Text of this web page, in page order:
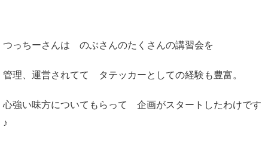
つっちーさんは のぶさんのたくさんの講習会を
管理、運営されてて タテッカーとしての経験も豊富。
心強い味方についてもらって 企画がスタートしたわけです
♪